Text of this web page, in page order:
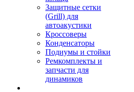
Защитные сетки
(Grill) для
автоакустики
Кроссоверы
Конденсаторы
Подиумы и стойки
Ремкомплекты и
запчасти для
динамиков